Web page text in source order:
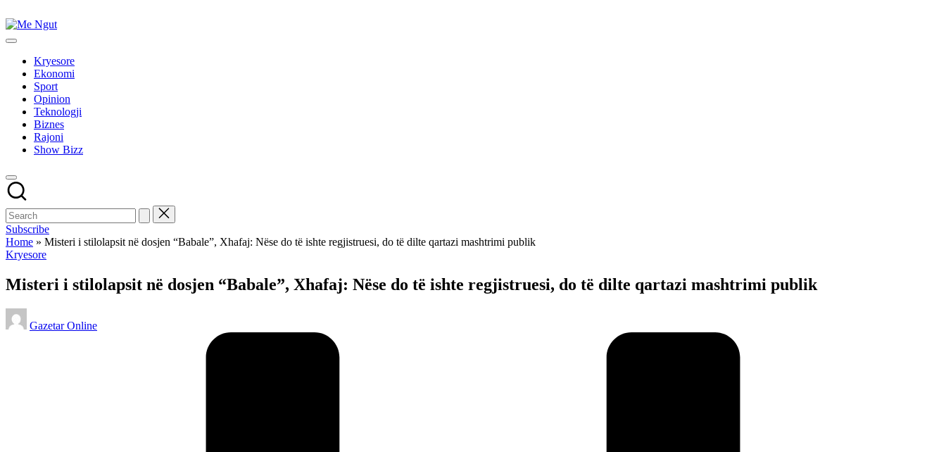
to
content
Me
Këtu
lajmet
ngut
Kryesore
Ekonomi
Sport
Opinion
Teknologji
Biznes
Rajoni
Show Bizz
Subscribe
Home » Misteri i stilolapsit në dosjen “Babale”, Xhafaj: Nëse do të ishte regjistruesi, do të dilte qartazi mashtrimi publik
Posted
Kryesore
Misteri i stilolapsit në dosjen “Babale”, Xhafaj: Nëse do të ishte regjistruesi, do të dilte qartazi mashtrimi publik
Posted
by
Gazetar Online